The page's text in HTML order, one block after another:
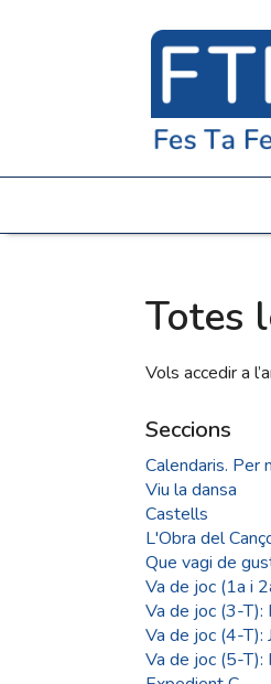
Totes
Vols accedir a
Seccions
Calendaris. Per
Viu la dansa
Castells
L'Obra del
Que vagi de
Va de joc (1a i
Va de joc (3-T):
Va de joc (4-T):
Va de joc (5-T):